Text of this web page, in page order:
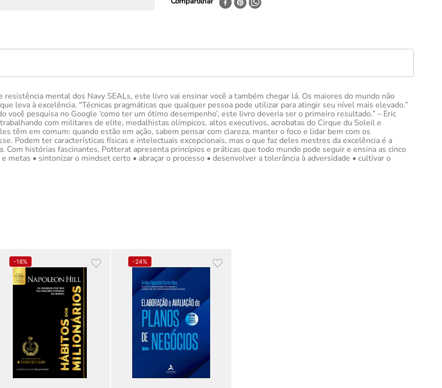
mental dos Navy SEALs, este livro vai ensinar você a também chegar lá. Os maiores do mundo não
leva à excelência. “Técnicas pragmáticas que qualquer pessoa pode utilizar para atingir seu nível mais elevado.”
você pesquisa no Google ‘como ter um ótimo desempenho’, este livro deveria ser o primeiro resultado.” – Eric
com militares de elite, medalhistas olímpicos, altos executivos, acrobatas do Cirque du Soleil e
têm em comum: quando estão em ação, sabem pensar com clareza, manter o foco e lidar bem com os
Podem ter características físicas e intelectuais excepcionais, mas o que faz deles mestres da excelência é a
histórias fascinantes, Potterat apresenta princípios e práticas que todo mundo pode seguir e ensina as cinco
• sintonizar o mindset certo • abraçar o processo • desenvolver a tolerância à adversidade • cultivar o
-18% -24%